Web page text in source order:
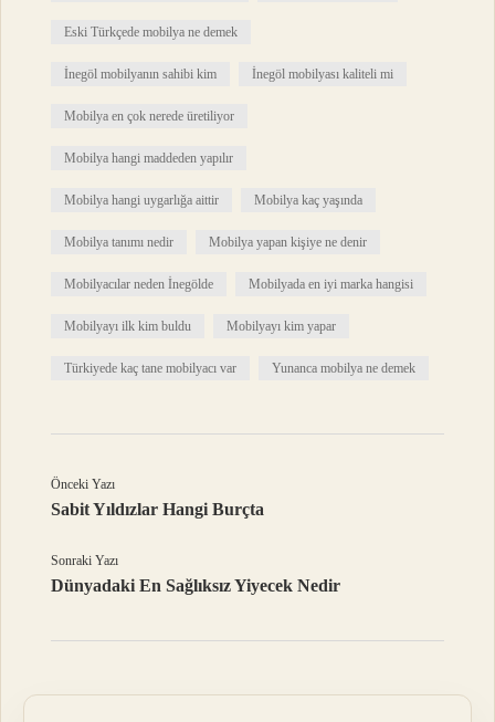
Eski Türkçede mobilya ne demek
İnegöl mobilyanın sahibi kim İnegöl mobilyası kaliteli mi
Mobilya en çok nerede üretiliyor
Mobilya hangi maddeden yapılır
Mobilya hangi uygarlığa aittir Mobilya kaç yaşında
Mobilya tanımı nedir Mobilya yapan kişiye ne denir
Mobilyacılar neden İnegölde Mobilyada en iyi marka hangisi
Mobilyayı ilk kim buldu Mobilyayı kim yapar
Türkiyede kaç tane mobilyacı var Yunanca mobilya ne demek
Önceki Yazı
Sabit Yıldızlar Hangi Burçta
Sonraki Yazı
Dünyadaki En Sağlıksız Yiyecek Nedir